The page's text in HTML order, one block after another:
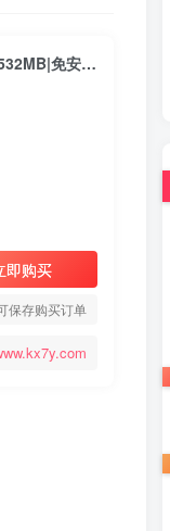
王国英雄3/Hero of the Kingdom III Build.17129718|角色扮演|容量532MB|免安装绿色中文版
即购买
保存购买订单